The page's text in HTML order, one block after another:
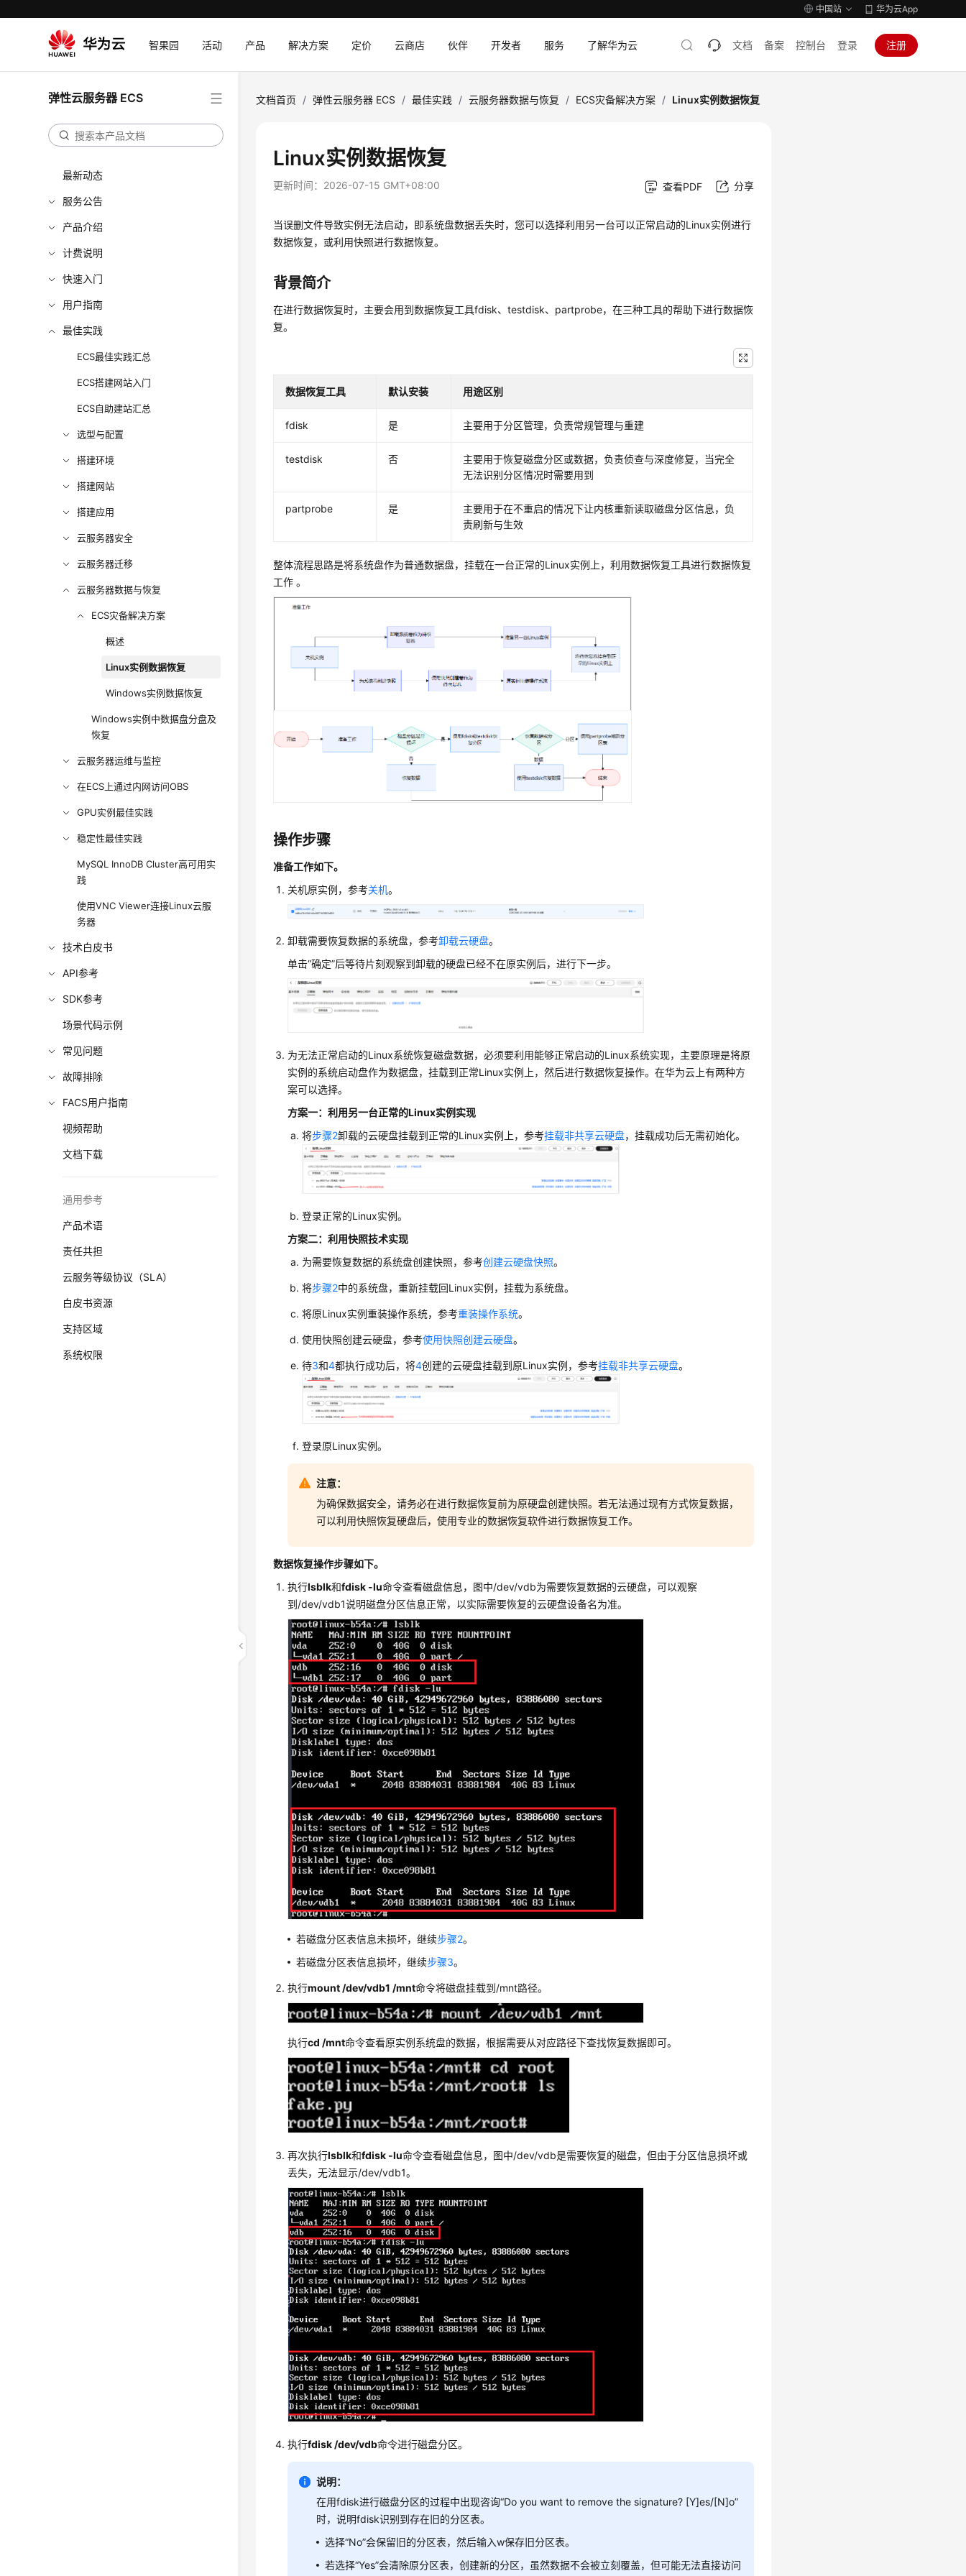
中国站 华为云App
智果园 活动 产品 解决方案 定价 云商店 伙伴 开发者 服务 了解华为云 文档 备案 控制台 登录 注册
弹性云服务器 ECS
最新动态
服务公告
产品介绍
计费说明
快速入门
用户指南
最佳实践
ECS最佳实践汇总
ECS搭建网站入门
ECS自助建站汇总
选型与配置
搭建环境
搭建网站
搭建应用
云服务器安全
云服务器迁移
云服务器数据与恢复
ECS灾备解决方案
概述
Linux实例数据恢复
Windows实例数据恢复
Windows实例中数据盘分盘及
恢复
云服务器运维与监控
在ECS上通过内网访问OBS
GPU实例最佳实践
稳定性最佳实践
MySQL InnoDB Cluster高可用实
践
使用VNC Viewer连接Linux云服
务器
技术白皮书
API参考
SDK参考
场景代码示例
常见问题
故障排除
FACS用户指南
视频帮助
文档下载
通用参考
产品术语
责任共担
云服务等级协议（SLA）
白皮书资源
支持区域
系统权限
文档首页 / 弹性云服务器 ECS / 最佳实践 / 云服务器数据与恢复 / ECS灾备解决方案 / Linux实例数据恢复
Linux实例数据恢复
更新时间： 2026-07-15 GMT+08:00 查看PDF 分享
当误删文件导致实例无法启动，即系统盘数据丢失时，您可以选择利用另一台可以正常启动的Linux实例进行
数据恢复，或利用快照进行数据恢复。
背景简介
在进行数据恢复时，主要会用到数据恢复工具fdisk、testdisk、partprobe，在三种工具的帮助下进行数据恢
复。
数据恢复工具 默认安装 用途区别
fdisk 是 主要用于分区管理，负责常规管理与重建
testdisk 否
主要用于恢复磁盘分区或数据，负责侦查与深度修复，当完全
无法识别分区情况时需要用到
partprobe 是
主要用于在不重启的情况下让内核重新读取磁盘分区信息，负
责刷新与生效
整体流程思路是将系统盘作为普通数据盘，挂载在一台正常的Linux实例上，利用数据恢复工具进行数据恢复
工作 。
操作步骤
准备工作如下。
关机原实例，参考关机。
卸载需要恢复数据的系统盘，参考卸载云硬盘。
单击“确定”后等待片刻观察到卸载的硬盘已经不在原实例后，进行下一步。
为无法正常启动的Linux系统恢复磁盘数据，必须要利用能够正常启动的Linux系统实现，主要原理是将原
实例的系统启动盘作为数据盘，挂载到正常Linux实例上，然后进行数据恢复操作。在华为云上有两种方
案可以选择。
方案一：利用另一台正常的Linux实例实现
将步骤2卸载的云硬盘挂载到正常的Linux实例上，参考挂载非共享云硬盘，挂载成功后无需初始化。
登录正常的Linux实例。
方案二：利用快照技术实现
为需要恢复数据的系统盘创建快照，参考创建云硬盘快照。
将步骤2中的系统盘，重新挂载回Linux实例，挂载为系统盘。
将原Linux实例重装操作系统，参考重装操作系统。
使用快照创建云硬盘，参考使用快照创建云硬盘。
待3和4都执行成功后，将4创建的云硬盘挂载到原Linux实例，参考挂载非共享云硬盘。
登录原Linux实例。
注意：
为确保数据安全，请务必在进行数据恢复前为原硬盘创建快照。若无法通过现有方式恢复数据，
可以利用快照恢复硬盘后，使用专业的数据恢复软件进行数据恢复工作。
数据恢复操作步骤如下。
执行lsblk和fdisk -lu命令查看磁盘信息，图中/dev/vdb为需要恢复数据的云硬盘，可以观察
到/dev/vdb1说明磁盘分区信息正常，以实际需要恢复的云硬盘设备名为准。
若磁盘分区表信息未损坏，继续步骤2。
若磁盘分区表信息损坏，继续步骤3。
执行mount /dev/vdb1 /mnt命令将磁盘挂载到/mnt路径。
执行cd /mnt命令查看原实例系统盘的数据，根据需要从对应路径下查找恢复数据即可。
再次执行lsblk和fdisk -lu命令查看磁盘信息，图中/dev/vdb是需要恢复的磁盘，但由于分区信息损坏或
丢失，无法显示/dev/vdb1。
执行fdisk /dev/vdb命令进行磁盘分区。
说明：
在用fdisk进行磁盘分区的过程中出现咨询“Do you want to remove the signature? [Y]es/[N]o”
时，说明fdisk识别到存在旧的分区表。
选择“No”会保留旧的分区表，然后输入w保存旧分区表。
若选择“Yes”会清除原分区表，创建新的分区，虽然数据不会被立刻覆盖，但可能无法直接访问